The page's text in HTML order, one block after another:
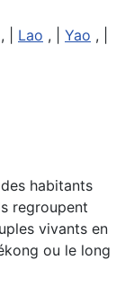
, | Lao , | Yao , |
habitants
regroupent
vivants en
ou le long